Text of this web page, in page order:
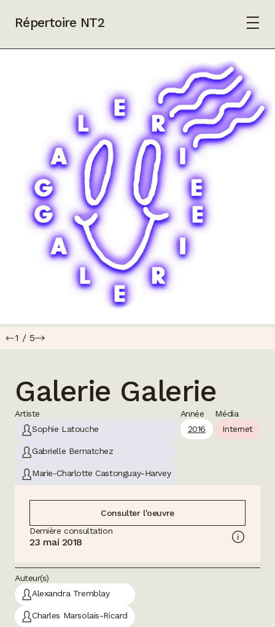
Répertoire NT2
1 / 5
Galerie Galerie
Artiste
Sophie Latouche
Gabrielle Bernatchez
Marie-Charlotte Castonguay-Harvey
Année
2016
Média
Internet
Consulter l'oeuvre
Dernière consultation
23 mai 2018
Auteur(s)
Alexandra Tremblay
Charles Marsolais-Ricard